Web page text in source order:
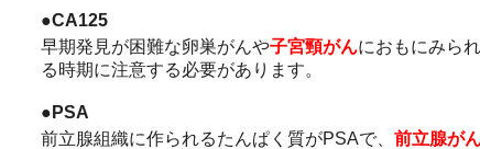
●CA125
早期発見が困難な卵巣がんや子宮頸がんにおもにみら
る時期に注意する必要があります。
●PSA
前立腺組織に作られるたんぱく質がPSAで、 前立腺が